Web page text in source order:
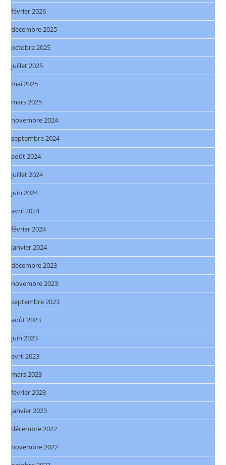
février 2026
décembre 2025
octobre 2025
juillet 2025
mai 2025
mars 2025
novembre 2024
septembre 2024
août 2024
juillet 2024
juin 2024
avril 2024
février 2024
janvier 2024
décembre 2023
novembre 2023
septembre 2023
août 2023
juin 2023
avril 2023
mars 2023
février 2023
janvier 2023
décembre 2022
novembre 2022